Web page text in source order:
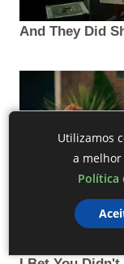
Utilizamos
a melhor
Política